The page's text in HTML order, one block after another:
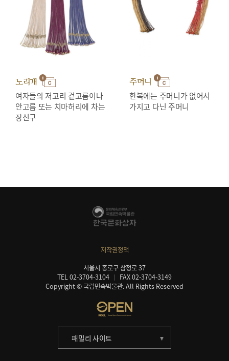
노리개
여자들의 저고리 겉고름이나
안고름 또는 치마허리에 차는
장신구
주머니
한복에는 주머니가 없어서
가지고 다닌 주머니
저작권정책
서울시 종로구 삼청로 37
TEL 02-3704-3104
FAX 02-3704-3149
Copyright © 국립민속박물관. All Rights Reserved
패밀리 사이트